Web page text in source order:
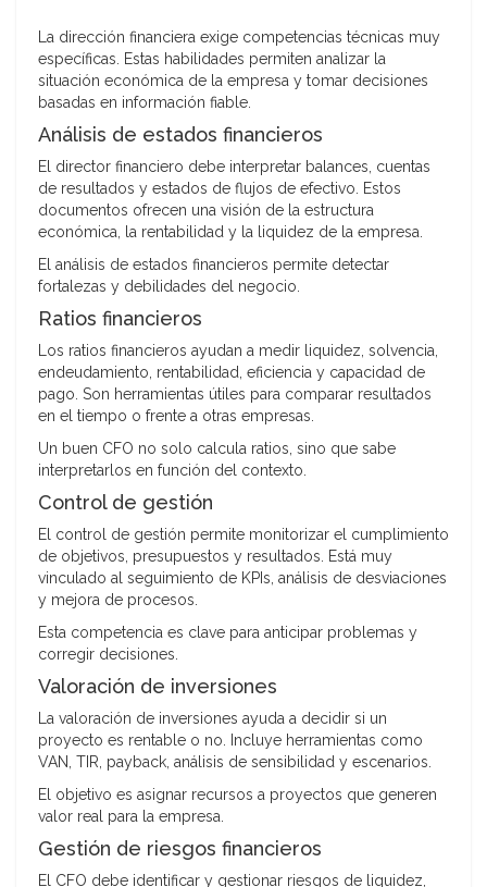
La dirección financiera exige competencias técnicas muy
específicas. Estas habilidades permiten analizar la
situación económica de la empresa y tomar decisiones
basadas en información fiable.
Análisis de estados financieros
El director financiero debe interpretar balances, cuentas
de resultados y estados de flujos de efectivo. Estos
documentos ofrecen una visión de la estructura
económica, la rentabilidad y la liquidez de la empresa.
El análisis de estados financieros permite detectar
fortalezas y debilidades del negocio.
Ratios financieros
Los ratios financieros ayudan a medir liquidez, solvencia,
endeudamiento, rentabilidad, eficiencia y capacidad de
pago. Son herramientas útiles para comparar resultados
en el tiempo o frente a otras empresas.
Un buen CFO no solo calcula ratios, sino que sabe
interpretarlos en función del contexto.
Control de gestión
El control de gestión permite monitorizar el cumplimiento
de objetivos, presupuestos y resultados. Está muy
vinculado al seguimiento de KPIs, análisis de desviaciones
y mejora de procesos.
Esta competencia es clave para anticipar problemas y
corregir decisiones.
Valoración de inversiones
La valoración de inversiones ayuda a decidir si un
proyecto es rentable o no. Incluye herramientas como
VAN, TIR, payback, análisis de sensibilidad y escenarios.
El objetivo es asignar recursos a proyectos que generen
valor real para la empresa.
Gestión de riesgos financieros
El CFO debe identificar y gestionar riesgos de liquidez,